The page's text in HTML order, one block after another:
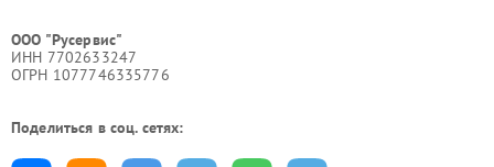
ООО "Русервис"
ИНН 7702633247
ОГРН 1077746335776
Поделиться в соц. сетях: